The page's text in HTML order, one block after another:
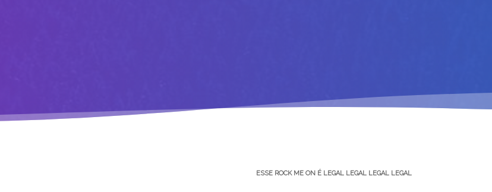
ESSE ROCK ME ON É LEGAL LEGAL LEGAL LEGAL